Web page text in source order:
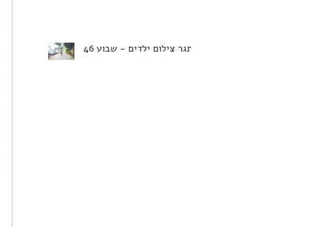
אתגר צילום ילדים - שבוע 46